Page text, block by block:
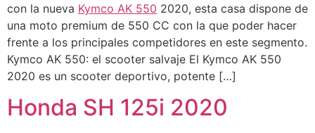
con la nueva Kymco AK 550 2020, esta casa dispone de
una moto premium de 550 CC con la que poder hacer
frente a los principales competidores en este segmento.
Kymco AK 550: el scooter salvaje El Kymco AK 550
2020 es un scooter deportivo, potente […]
Honda SH 125i 2020